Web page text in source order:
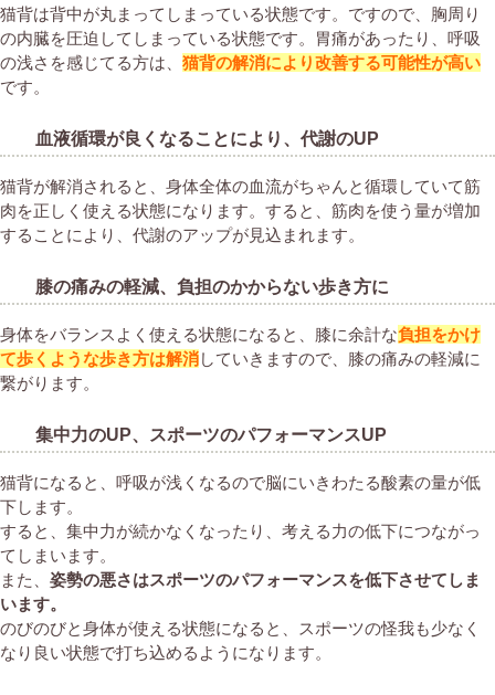
猫背は背中が丸まってしまっている状態です。ですので、胸周り
の内臓を圧迫してしまっている状態です。胃痛があったり、呼吸
の浅さを感じてる方は、 猫背の解消により改善する可能性が高い
です。
血液循環が良くなることにより、代謝のUP
猫背が解消されると、身体全体の血流がちゃんと循環していて筋
肉を正しく使える状態になります。すると、筋肉を使う量が増加
することにより、代謝のアップが見込まれます。
膝の痛みの軽減、負担のかからない歩き方に
身体をバランスよく使える状態になると、膝に余計な負担をかけ
て歩くような歩き方は解消していきますので、膝の痛みの軽減に
繋がります。
集中力のUP、スポーツのパフォーマンスUP
猫背になると、呼吸が浅くなるので脳にいきわたる酸素の量が低
下します。
すると、集中力が続かなくなったり、考える力の低下につながっ
てしまいます。
また、 姿勢の悪さはスポーツのパフォーマンスを低下させてしま
います。
のびのびと身体が使える状態になると、スポーツの怪我も少なく
なり良い状態で打ち込めるようになります。